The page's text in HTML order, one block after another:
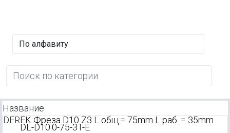
Название
DEREK Фреза D10 Z3 L общ.= 75mm L раб. = 35mm
DL-D10.0-75-3T-E